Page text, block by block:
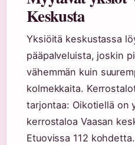
Keskusta
Yksiöitä keskustassa
pääpalveluista, joskin
vähemmän kuin
kolmekkaita.
tarjontaa: Oikotiellä on
kerrostaloa Vaasan
Etuovissa 112 kohdetta.